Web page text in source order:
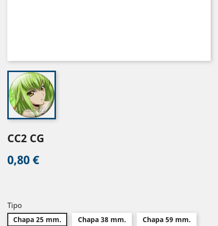
CC2 CG
0,80 €
Tipo
Chapa 25 mm. Chapa 38 mm.
Chapa 59 mm.